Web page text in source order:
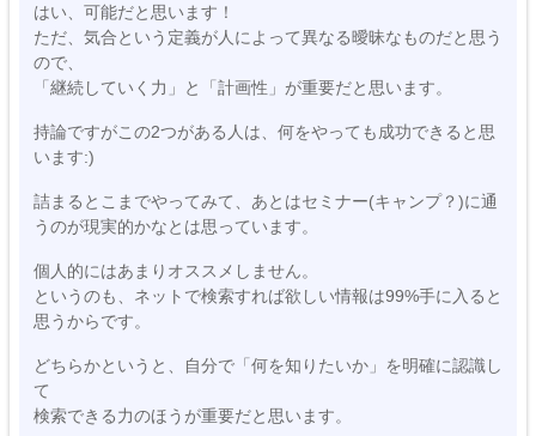
はい、可能だと思います！
ただ、気合という定義が人によって異なる曖昧なものだと思う
ので、
「継続していく力」と「計画性」が重要だと思います。
持論ですがこの2つがある人は、何をやっても成功できると思
います:)
詰まるとこまでやってみて、あとはセミナー(キャンプ？)に通
うのが現実的かなとは思っています。
個人的にはあまりオススメしません。
というのも、ネットで検索すれば欲しい情報は99%手に入ると
思うからです。
どちらかというと、自分で「何を知りたいか」を明確に認識し
て
検索できる力のほうが重要だと思います。